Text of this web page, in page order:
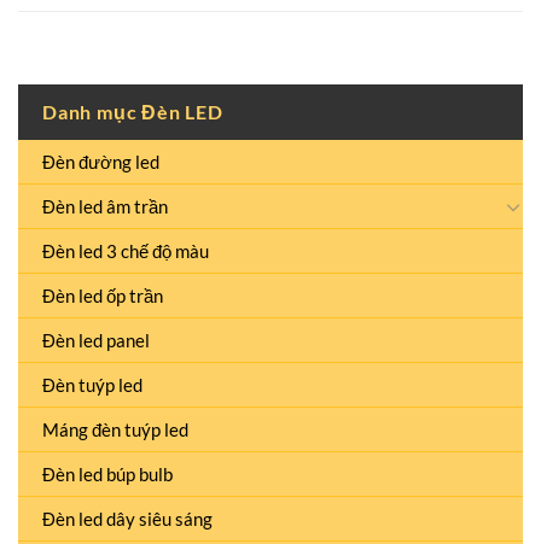
Danh mục Đèn LED
Đèn đường led
Đèn led âm trần
Đèn led 3 chế độ màu
Đèn led ốp trần
Đèn led panel
Đèn tuýp led
Máng đèn tuýp led
Đèn led búp bulb
Đèn led dây siêu sáng